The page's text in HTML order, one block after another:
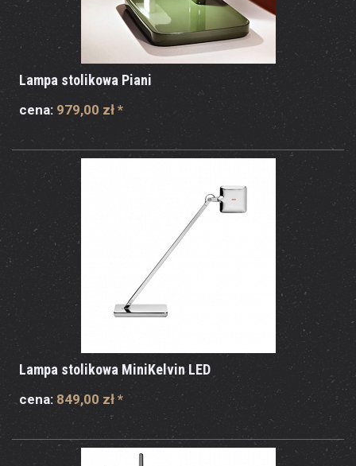
Lampa stolikowa Piani
cena: 979,00 zł *
Lampa stolikowa MiniKelvin LED
cena: 849,00 zł *